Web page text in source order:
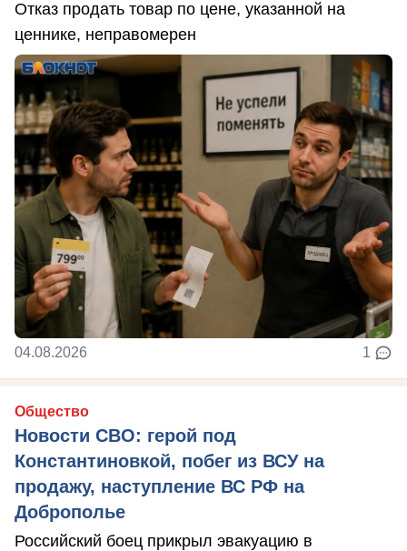
Отказ продать товар по цене, указанной на
ценнике, неправомерен
04.08.2026 1
Общество
Новости СВО: герой под
Константиновкой, побег из ВСУ на
продажу, наступление ВС РФ на
Доброполье
Российский боец прикрыл эвакуацию в